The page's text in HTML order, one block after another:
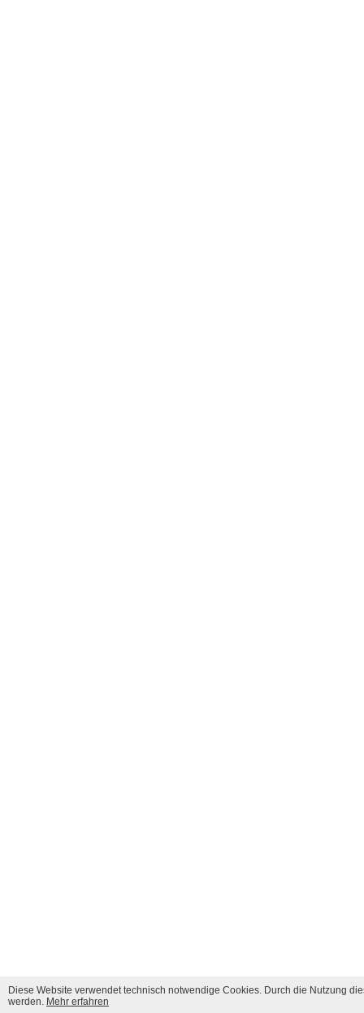
Diese Website verwendet technisch notwendige Cookies. Durch die Nutzung
werden. Mehr erfahren